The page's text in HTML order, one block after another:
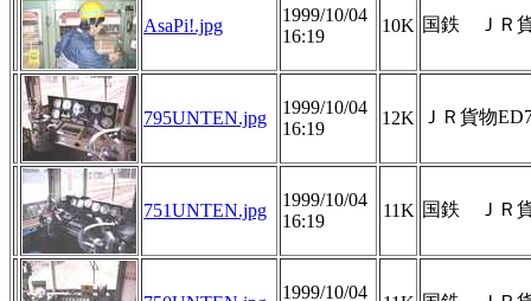
AsaPi!.jpg
1999/10/04
16:19
10K 国鉄 ＪＲ
795UNTEN.jpg
1999/10/04
16:19
12K ＪＲ貨物
751UNTEN.jpg
1999/10/04
16:19
11K 国鉄 ＪＲ
1999/10/04